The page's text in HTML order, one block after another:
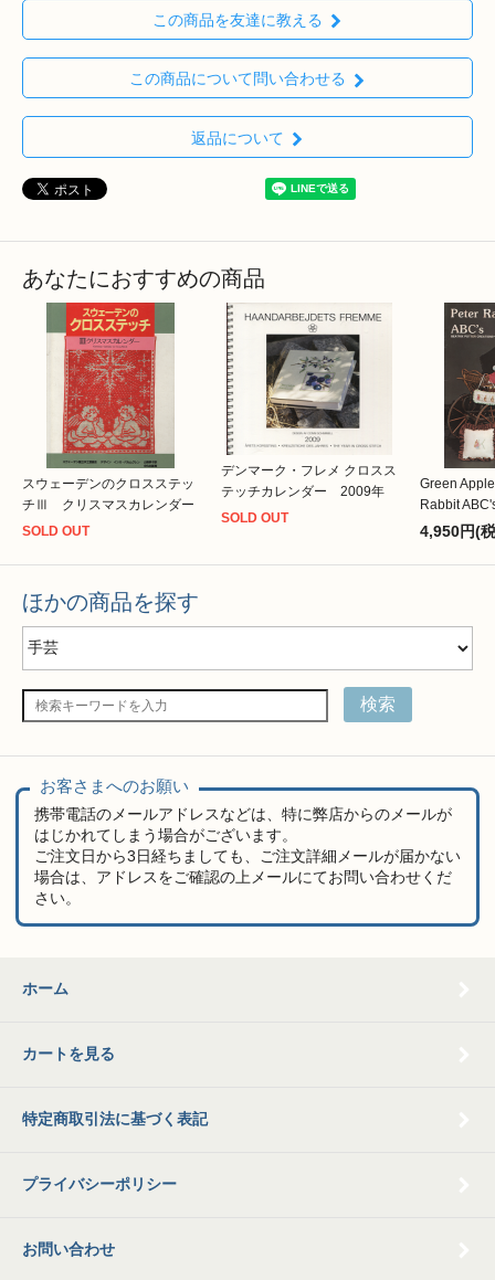
この商品を友達に教える
この商品について問い合わせる
返品について
あなたにおすすめの商品
スウェーデンのクロスステッ
チⅢ クリスマスカレンダー
SOLD OUT
デンマーク・フレメ クロスス
テッチカレンダー 2009年
SOLD OUT
Green
Rabbit
4,950円(
ほかの商品を探す
検索
お客さまへのお願い
携帯電話のメールアドレスなどは、特に弊店からのメールが
はじかれてしまう場合がございます。
ご注文日から3日経ちましても、ご注文詳細メールが届かない
場合は、アドレスをご確認の上メールにてお問い合わせくだ
さい。
ホーム
カートを見る
特定商取引法に基づく表記
プライバシーポリシー
お問い合わせ